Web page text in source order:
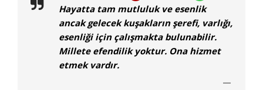
Hayatta tam mutluluk ve esenlik
ancak gelecek kuşakların şerefi, varlığı,
esenliği için çalışmakta bulunabilir.
Millete efendilik yoktur. Ona hizmet
etmek vardır.